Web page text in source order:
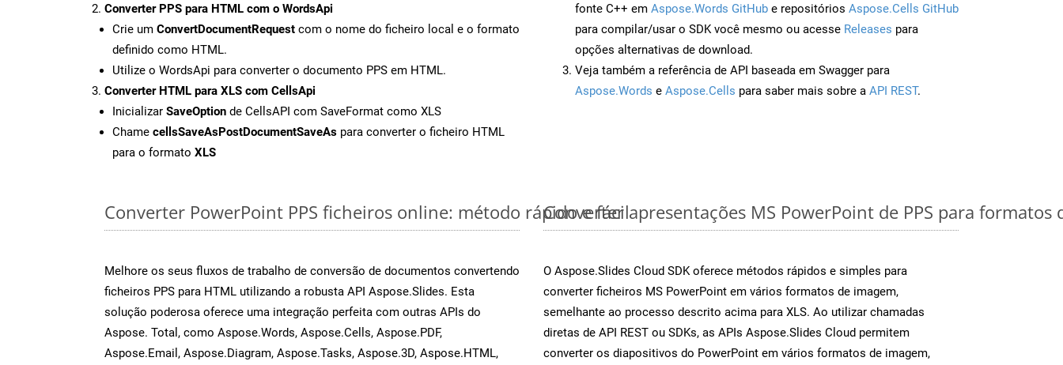
Converter PPS para HTML com o WordsApi
Crie um ConvertDocumentRequest com o nome do ficheiro local e o formato
definido como HTML.
Utilize o WordsApi para converter o documento PPS em HTML.
Converter HTML para XLS com CellsApi
Inicializar SaveOption de CellsAPI com SaveFormat como XLS
Chame cellsSaveAsPostDocumentSaveAs para converter o ficheiro HTML
para o formato XLS
fonte C++ em Aspose.Words GitHub e repositórios Aspose.Cells GitHub
para compilar/usar o SDK você mesmo ou acesse Releases para
opções alternativas de download.
Veja também a referência de API baseada em Swagger para
Aspose.Words e Aspose.Cells para saber mais sobre a API REST.
Converter PowerPoint PPS ficheiros online: método rápido e fácil
Melhore os seus fluxos de trabalho de conversão de documentos convertendo
ficheiros PPS para HTML utilizando a robusta API Aspose.Slides. Esta
solução poderosa oferece uma integração perfeita com outras APIs do
Aspose. Total, como Aspose.Words, Aspose.Cells, Aspose.PDF,
Aspose.Email, Aspose.Diagram, Aspose.Tasks, Aspose.3D, Aspose.HTML,
Converter apresentações MS PowerPoint de PPS para formatos
O Aspose.Slides Cloud SDK oferece métodos rápidos e simples para
converter ficheiros MS PowerPoint em vários formatos de imagem,
semelhante ao processo descrito acima para XLS. Ao utilizar chamadas
diretas de API REST ou SDKs, as APIs Aspose.Slides Cloud permitem
converter os diapositivos do PowerPoint em vários formatos de imagem,